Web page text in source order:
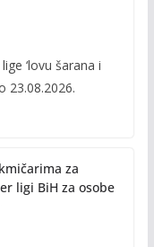
‘lovu šarana i
23.08.2026.
za
ligi BiH za osobe